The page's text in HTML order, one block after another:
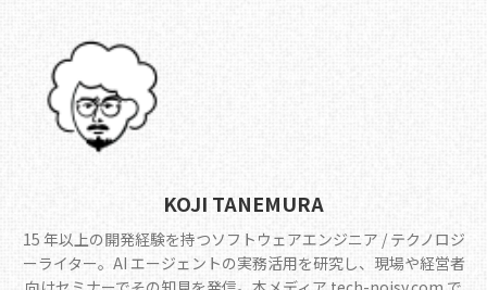
KOJI TANEMURA
15 年以上の開発経験を持つソフトウェアエンジニア / テクノロジ
ーライター。AI エージェントの実務活用を研究し、現場や経営者